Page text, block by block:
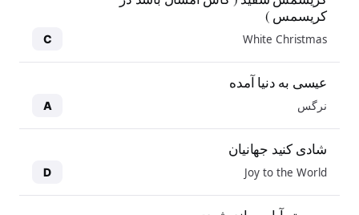
کریسمس )
White Christmas
C
عیسی به دنیا آمده
نرگس A
شادی کنید جهانیان
Joy to the World
D